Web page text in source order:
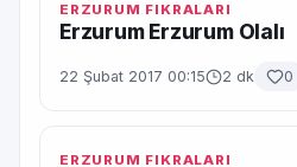
ERZURUM FIKRALARI
Erzurum Erzurum Olalı
22 Şubat 2017 00:15 2 dk 0
ERZURUM FIKRALARI